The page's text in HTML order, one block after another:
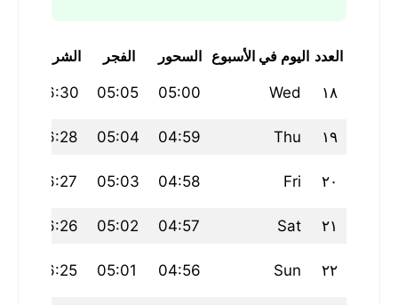
العدد اليوم في الأسبوع السحور الفجر الشروق
١٨ Wed
05:00
05:05
06:30
١٩ Thu
04:59
05:04
06:28
٢٠ Fri
04:58
05:03
06:27
٢١ Sat
04:57
05:02
06:26
٢٢ Sun
04:56
05:01
06:25